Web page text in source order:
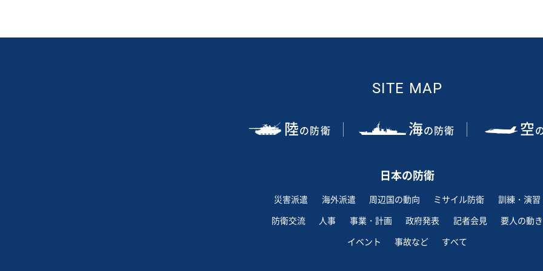
SITE MAP
陸の防衛 海の防衛 空
日本の防衛
災害派遣 海外派遣 周辺国の動向 ミサイル防衛
訓練・演習
防衛交流
人事 事業・計画 政府発表 記者会見
要人の動き
イベント
事故など すべて